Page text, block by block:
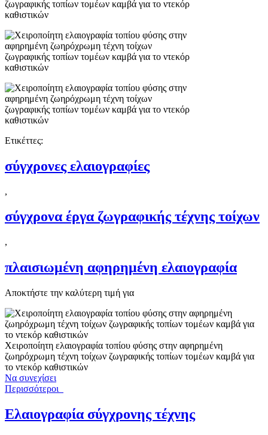
Ετικέττες:
σύγχρονες ελαιογραφίες
,
σύγχρονα έργα ζωγραφικής τέχνης τοίχων
,
πλαισιωμένη αφηρημένη ελαιογραφία
Αποκτήστε την καλύτερη τιμή για
Χειροποίητη ελαιογραφία τοπίου φύσης στην αφηρημένη
ζωηρόχρωμη τέχνη τοίχων ζωγραφικής τοπίων τομέων καμβά για
το ντεκόρ καθιστικών
Να συνεχίσει
Περισσότεροι
Ελαιογραφία σύγχρονης τέχνης